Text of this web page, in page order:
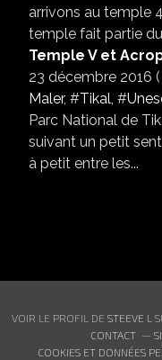
arrivons au temple
temple fait partie
Temple V et
23 décembre 2016
Maler, #Tikal, #
Parc National de
suivant un petit
à petit entre les...
VOIR LE PROFIL DE STEEVE L
CONTACT
COOKIES ET DONNÉES